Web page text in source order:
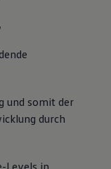
und somit der
durch
Levels in